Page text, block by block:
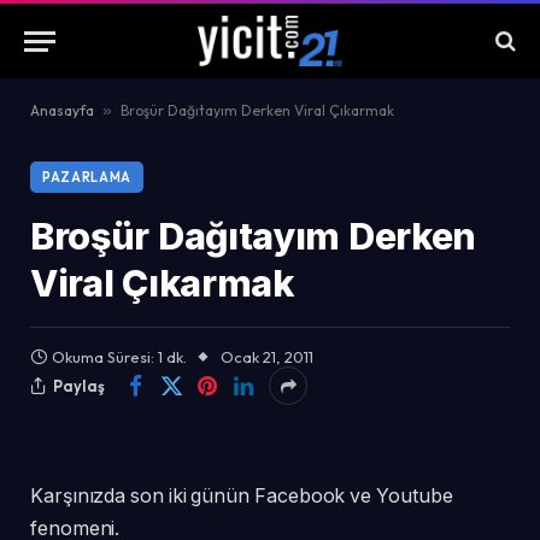
Anasayfa » Broşür Dağıtayım Derken Viral Çıkarmak
PAZARLAMA
Broşür Dağıtayım Derken
Viral Çıkarmak
Okuma Süresi: 1 dk.
Ocak 21, 2011
Paylaş
Karşınızda son iki günün Facebook ve Youtube
fenomeni.